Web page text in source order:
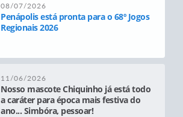
08/07/2026
Penápolis está pronta para o 68º Jogos
Regionais 2026
11/06/2026
Nosso mascote Chiquinho já está todo
a caráter para época mais festiva do
ano... Simbóra, pessoar!